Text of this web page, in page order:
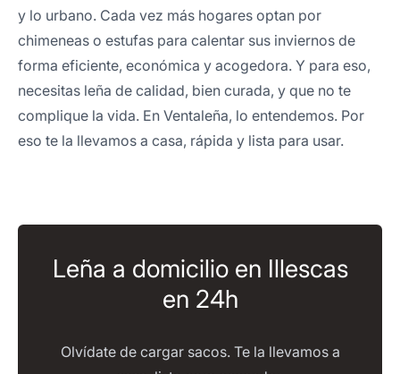
y lo urbano. Cada vez más hogares optan por
chimeneas o estufas para calentar sus inviernos de
forma eficiente, económica y acogedora. Y para eso,
necesitas leña de calidad, bien curada, y que no te
complique la vida. En Ventaleña, lo entendemos. Por
eso te la llevamos a casa, rápida y lista para usar.
Leña a domicilio en Illescas
en 24h
Olvídate de cargar sacos. Te la llevamos a